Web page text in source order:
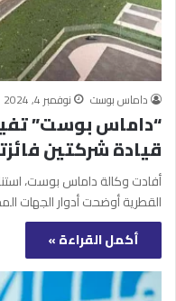
داماس بوست نوفمبر 4, 2024
“داماس بوست”
قيادة شركتين
أفادت وكالة داماس بوست،
القطرية أوضحت أدوار الجهات
أكمل القراءة »